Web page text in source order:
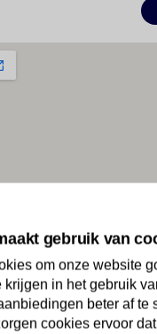
gebruik van
om onze website
krijgen in het gebruik
beter af te
cookies ervoor